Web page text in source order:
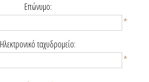
Επώνυμο:
*
Ηλεκτρονικό ταχυδρομείο:
*